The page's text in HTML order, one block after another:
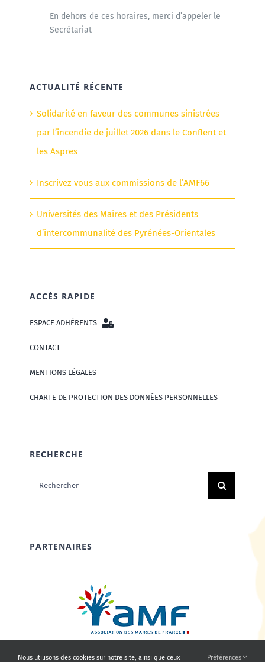
En dehors de ces horaires, merci d’appeler le
Secrétariat
ACTUALITÉ RÉCENTE
Solidarité en faveur des communes sinistrées
par l’incendie de juillet 2026 dans le Conflent et
les Aspres
Inscrivez vous aux commissions de l’AMF66
Universités des Maires et des Présidents
d’intercommunalité des Pyrénées-Orientales
ACCÈS RAPIDE
ESPACE ADHÉRENTS
CONTACT
MENTIONS LÉGALES
CHARTE DE PROTECTION DES DONNÉES PERSONNELLES
RECHERCHE
Rechercher:
PARTENAIRES
Nous utilisons des cookies sur notre site, ainsi que ceux Préférences